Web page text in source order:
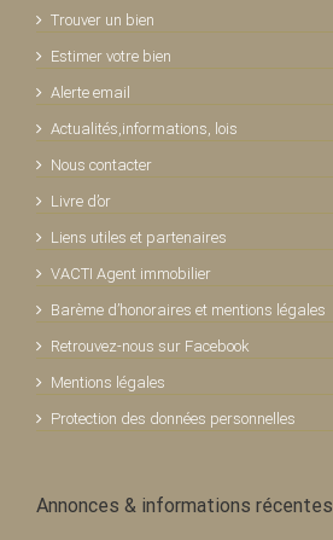
Trouver un bien
Estimer votre bien
Alerte email
Actualités,informations, lois
Nous contacter
Livre d’or
Liens utiles et partenaires
VACTI Agent immobilier
Barème d’honoraires et mentions légales
Retrouvez-nous sur Facebook
Mentions légales
Protection des données personnelles
Annonces & informations récentes